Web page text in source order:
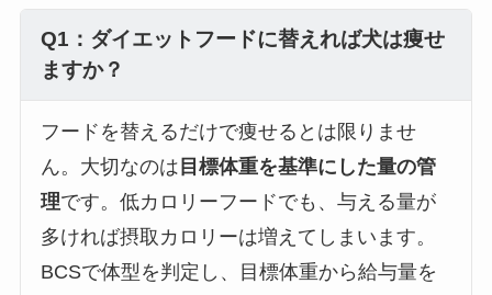
Q1：ダイエットフードに替えれば犬は痩せ
ますか？
フードを替えるだけで痩せるとは限りませ
ん。大切なのは 目標体重を基準にした量の管
理です。低カロリーフードでも、与える量が
多ければ摂取カロリーは増えてしまいます。
BCSで体型を判定し、目標体重から給与量を